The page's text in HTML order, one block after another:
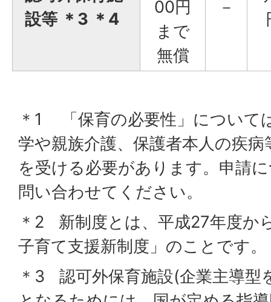
設等 ＊3 ＊4
00円
まで
無償
－
＊1 「保育の必要性」について
学や親族介護、保護者本人の疾
を受ける必要があります。申請
問い合わせてください。
＊2 新制度とは、平成27年度か
子育て支援新制度」のことです。
＊3 認可外保育施設(企業主導型